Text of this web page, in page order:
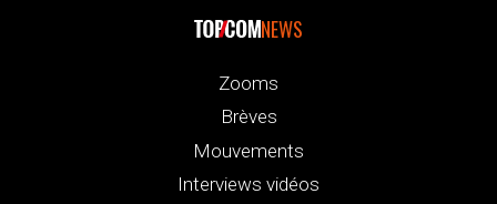
NEWS
Zooms
Brèves
Mouvements
Interviews vidéos